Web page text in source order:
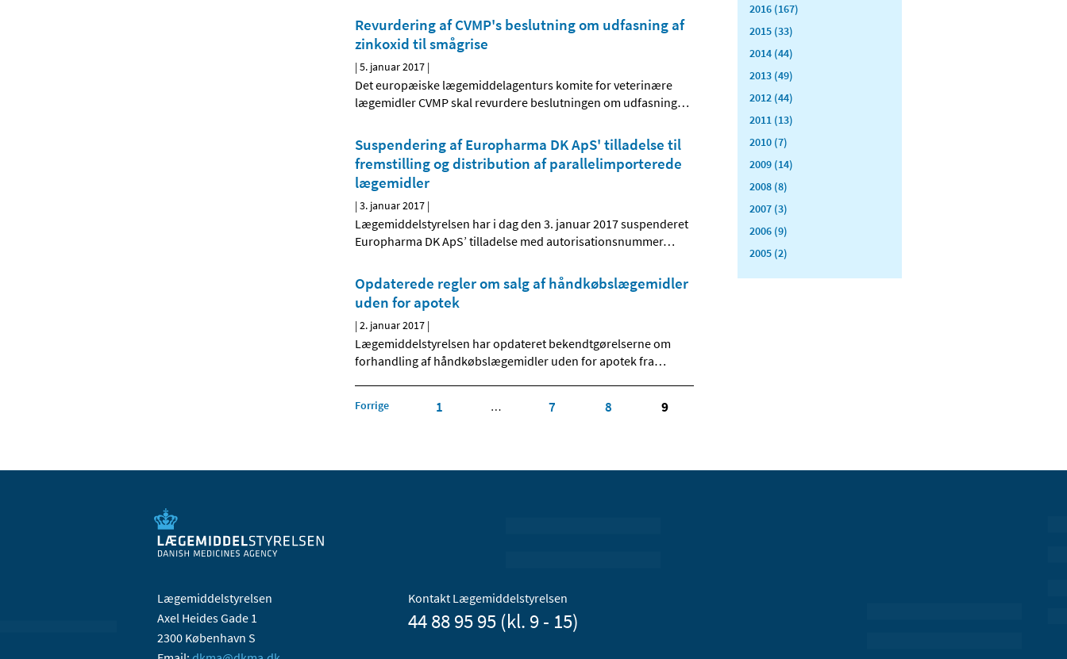
Revurdering af CVMP's beslutning om udfasning af
zinkoxid til smågrise
|5. januar 2017 |
Det europæiske lægemiddelagenturs komite for veterinære
lægemidler CVMP skal revurdere beslutningen om udfasning…
Suspendering af Europharma DK ApS' tilladelse til
fremstilling og distribution af parallelimporterede
lægemidler
|3. januar 2017 |
Lægemiddelstyrelsen har i dag den 3. januar 2017 suspenderet
Europharma DK ApS’ tilladelse med autorisationsnummer…
Opdaterede regler om salg af håndkøbslægemidler
uden for apotek
|2. januar 2017 |
Lægemiddelstyrelsen har opdateret bekendtgørelserne om
forhandling af håndkøbslægemidler uden for apotek fra…
Forrige 1 … 7 8 9
2016 (167)
2015 (33)
2014 (44)
2013 (49)
2012 (44)
2011 (13)
2010 (7)
2009 (14)
2008 (8)
2007 (3)
2006 (9)
2005 (2)
Lægemiddelstyrelsen
Axel Heides Gade 1
2300 København S
Kontakt Lægemiddelstyrelsen
44 88 95 95 (kl. 9 - 15)